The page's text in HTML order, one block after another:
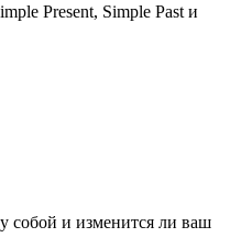
Present, Simple Past и
собой и изменится ли ваш